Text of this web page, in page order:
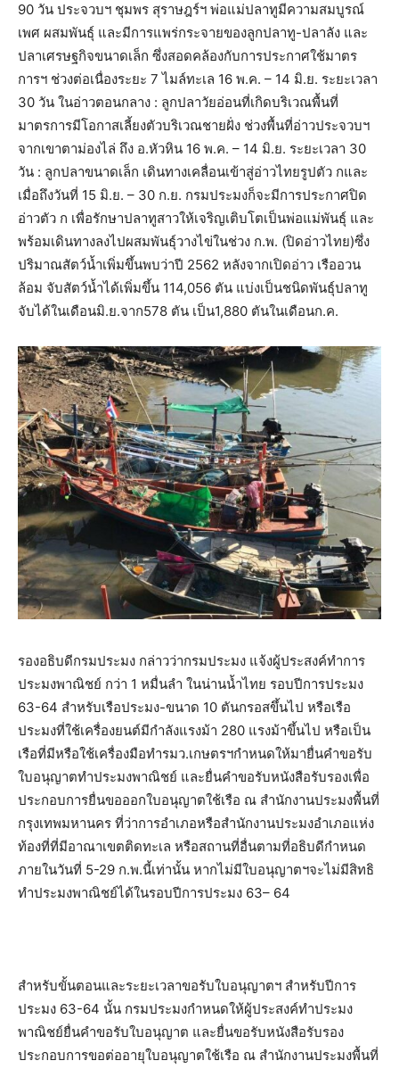
90 วัน ประจวบฯ ชุมพร สุราษฎร์ฯ พ่อแม่ปลาทูมีความสมบูรณ์
เพศ ผสมพันธุ์ และมีการแพร่กระจายของลูกปลาทู-ปลาลัง และ
ปลาเศรษฐกิจขนาดเล็ก ซึ่งสอดคล้องกับการประกาศใช้มาตร
การฯ ช่วงต่อเนื่องระยะ 7 ไมล์ทะเล 16 พ.ค. – 14 มิ.ย. ระยะเวลา
30 วัน ในอ่าวตอนกลาง : ลูกปลาวัยอ่อนที่เกิดบริเวณพื้นที่
มาตรการมีโอกาสเลี้ยงตัวบริเวณชายฝั่ง ช่วงพื้นที่อ่าวประจวบฯ
จากเขาตาม่องไล่ ถึง อ.หัวหิน 16 พ.ค. – 14 มิ.ย. ระยะเวลา 30
วัน : ลูกปลาขนาดเล็ก เดินทางเคลื่อนเข้าสู่อ่าวไทยรูปตัว กและ
เมื่อถึงวันที่ 15 มิ.ย. – 30 ก.ย. กรมประมงก็จะมีการประกาศปิด
อ่าวตัว ก เพื่อรักษาปลาทูสาวให้เจริญเติบโตเป็นพ่อแม่พันธุ์ และ
พร้อมเดินทางลงไปผสมพันธุ์วางไข่ในช่วง ก.พ. (ปิดอ่าวไทย)ซึ่ง
ปริมาณสัตว์น้ำเพิ่มขึ้นพบว่าปี 2562 หลังจากเปิดอ่าว เรืออวน
ล้อม จับสัตว์น้ำได้เพิ่มขึ้น 114,056 ตัน แบ่งเป็นชนิดพันธุ์ปลาทู
จับได้ในเดือนมิ.ย.จาก578 ตัน เป็น1,880 ตันในเดือนก.ค.
รองอธิบดีกรมประมง กล่าวว่ากรมประมง แจ้งผู้ประสงค์ทำการ
ประมงพาณิชย์ กว่า 1 หมื่นลำ ในน่านน้ำไทย รอบปีการประมง
63-64 สำหรับเรือประมง-ขนาด 10 ตันกรอสขึ้นไป หรือเรือ
ประมงที่ใช้เครื่องยนต์มีกำลังแรงม้า 280 แรงม้าขึ้นไป หรือเป็น
เรือที่มีหรือใช้เครื่องมือทำรมว.เกษตรฯกำหนดให้มายื่นคำขอรับ
ใบอนุญาตทำประมงพาณิชย์ และยื่นคำขอรับหนังสือรับรองเพื่อ
ประกอบการยื่นขอออกใบอนุญาตใช้เรือ ณ สำนักงานประมงพื้นที่
กรุงเทพมหานคร ที่ว่าการอำเภอหรือสำนักงานประมงอำเภอแห่ง
ท้องที่ที่มีอาณาเขตติดทะเล หรือสถานที่อื่นตามที่อธิบดีกำหนด
ภายในวันที่ 5-29 ก.พ.นี้เท่านั้น หากไม่มีใบอนุญาตฯจะไม่มีสิทธิ
ทำประมงพาณิชย์ได้ในรอบปีการประมง 63– 64
สำหรับขั้นตอนและระยะเวลาขอรับใบอนุญาตฯ สำหรับปีการ
ประมง 63-64 นั้น กรมประมงกำหนดให้ผู้ประสงค์ทำประมง
พาณิชย์ยื่นคำขอรับใบอนุญาต และยื่นขอรับหนังสือรับรอง
ประกอบการขอต่ออายุใบอนุญาตใช้เรือ ณ สำนักงานประมงพื้นที่